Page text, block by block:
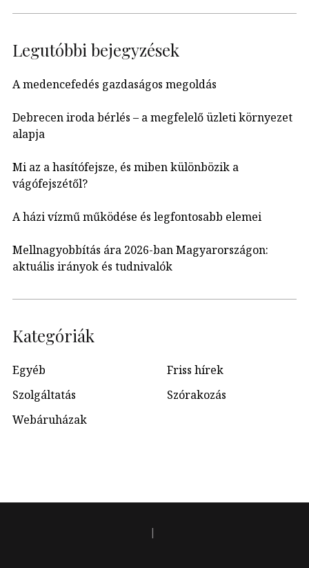
Legutóbbi bejegyzések
A medencefedés gazdaságos megoldás
Debrecen iroda bérlés – a megfelelő üzleti környezet
alapja
Mi az a hasítófejsze, és miben különbözik a
vágófejszétől?
A házi vízmű működése és legfontosabb elemei
Mellnagyobbítás ára 2026-ban Magyarországon:
aktuális irányok és tudnivalók
Kategóriák
Egyéb
Friss hírek
Szolgáltatás
Szórakozás
Webáruházak
|